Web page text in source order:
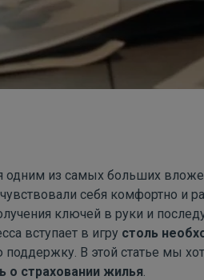
одним из самых больших
себя комфортно и
ключей в руки и
вступает в игру столь
В этой статье мы
о страховании жилья.